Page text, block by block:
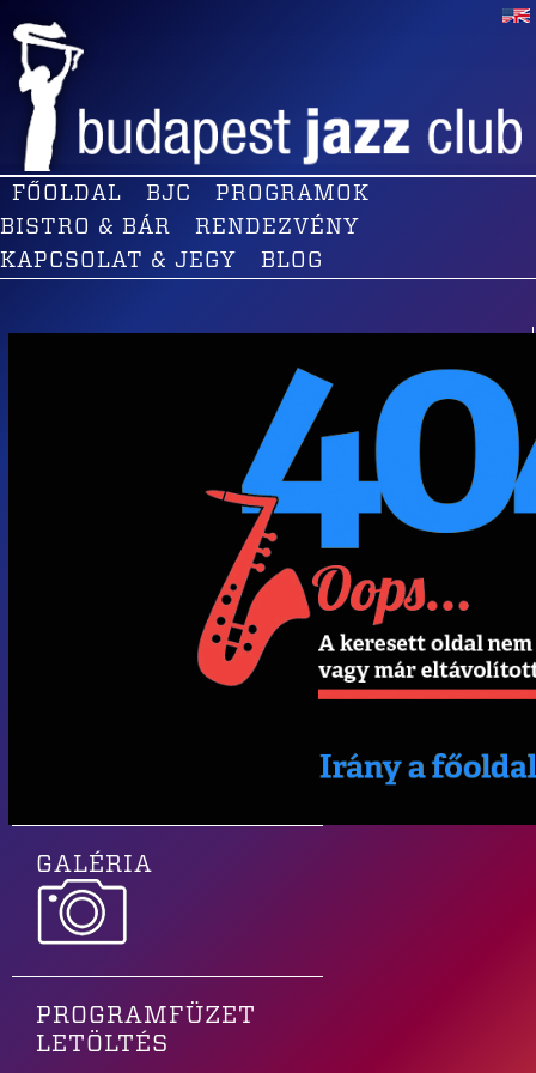
FŐOLDAL BJC
PROGRAMOK
BISTRO & BÁR
RENDEZVÉNY
KAPCSOLAT & JEGY
BLOG
GALÉRIA
PROGRAMFÜZET
LETÖLTÉS